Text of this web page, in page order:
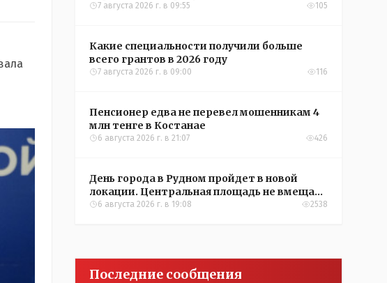
7 августа 2026 г. в 09:55 105
Какие специальности получили больше
всего грантов в 2026 году
7 августа 2026 г. в 09:00 116
Пенсионер едва не перевел мошенникам 4
млн тенге в Костанае
6 августа 2026 г. в 21:07 426
День города в Рудном пройдет в новой
локации. Центральная площадь не вмещает
всех желающих
6 августа 2026 г. в 19:08 2538
Последние сообщения